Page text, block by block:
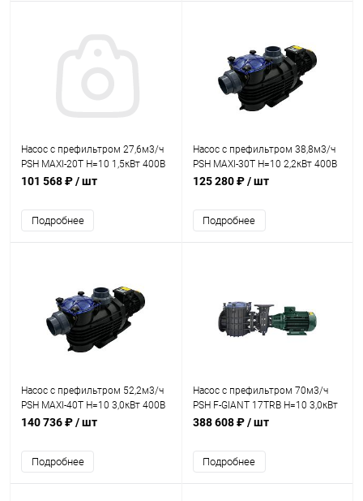
Насос с префильтром 27,6м3/ч
PSH MAXI-20T Н=10 1,5кВт 400В
(морская вода) (1MAX3200T4V)
101 568 ₽/ шт
Подробнее
Насос с префильтром 38,8м3/ч
PSH MAXI-30T Н=10 2,2кВт 400В
(морская вода) (1MAX0300T4V)
125 280 ₽/ шт
Подробнее
Насос с префильтром 52,2м3/ч
PSH MAXI-40T Н=10 3,0кВт 400В
(морская вода) (1MAX0400T4V)
140 736 ₽/ шт
Подробнее
Насос с префильтром 70м3/ч
PSH F-GIANT 17TRB H=10 3,0кВт
400В с бронз. раб. кол.
388 608 ₽/ шт
Подробнее